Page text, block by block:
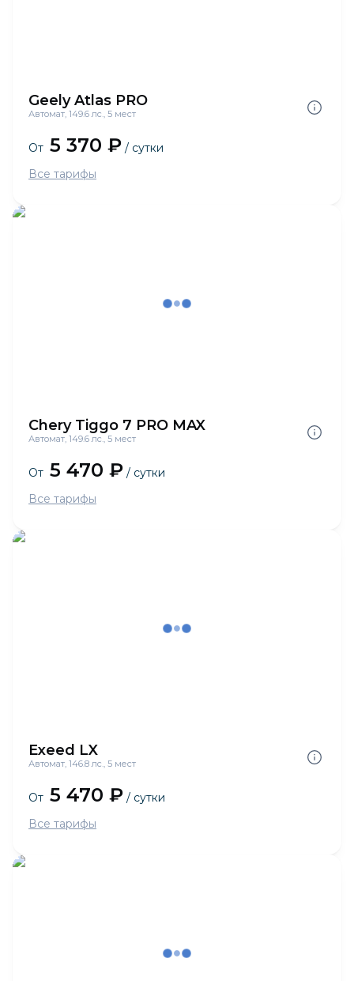
Geely Atlas PRO
Автомат, 149.6 лс., 5 мест
От 5 370 ₽ / сутки
Все тарифы
Chery Tiggo 7 PRO MAX
Автомат, 149.6 лс., 5 мест
От 5 470 ₽ / сутки
Все тарифы
Exeed LX
Автомат, 146.8 лс., 5 мест
От 5 470 ₽ / сутки
Все тарифы